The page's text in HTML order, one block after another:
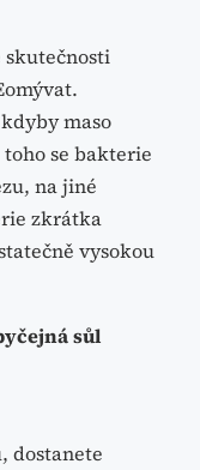
skutečnosti
maso
se bakterie
na jiné
zkrátka
vysokou
sůl
dostanete